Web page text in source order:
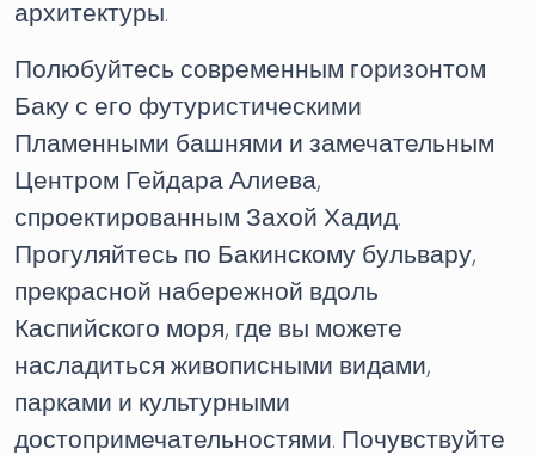
архитектуры.
Полюбуйтесь современным горизонтом
Баку с его футуристическими
Пламенными башнями и замечательным
Центром Гейдара Алиева,
спроектированным Захой Хадид.
Прогуляйтесь по Бакинскому бульвару,
прекрасной набережной вдоль
Каспийского моря, где вы можете
насладиться живописными видами,
парками и культурными
достопримечательностями. Почувствуйте